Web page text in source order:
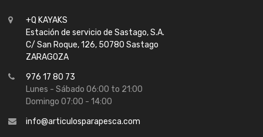
+Q KAYAKS
Estación de servicio de Sastago, S.A.
C/ San Roque, 126, 50780 Sastago
ZARAGOZA
976 17 80 73
Lunes - Sábado 06:00 to 21:00
Domingo 07:00 - 14:00
info@articulosparapesca.com